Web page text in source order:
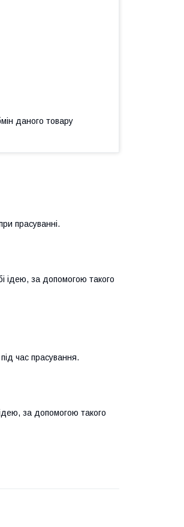
даного товару
прасуванні.
ідею, за допомогою такого
час прасування.
за допомогою такого